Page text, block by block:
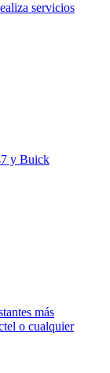
servicios
y Buick
más
o cualquier